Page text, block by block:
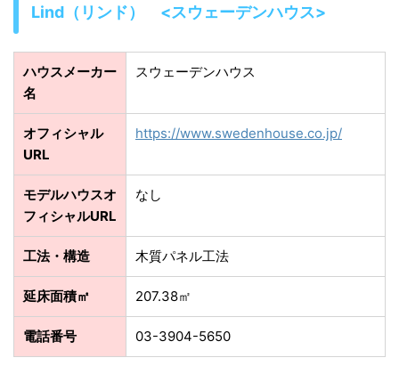
Lind（リンド） <スウェーデンハウス>
ハウスメーカー
名
スウェーデンハウス
オフィシャル
URL
https://www.swedenhouse.co.jp/
モデルハウスオ
フィシャルURL
なし
工法・構造 木質パネル工法
延床面積㎡ 207.38㎡
電話番号 03-3904-5650